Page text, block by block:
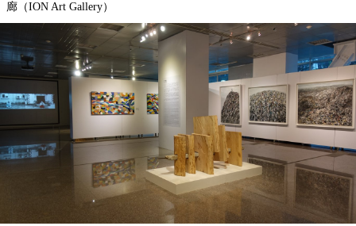
廊（ION Art Gallery）